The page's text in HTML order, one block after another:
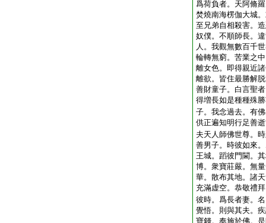
爲荷負者。天阿脩
焚燒南海楞伽大城
至兄弟自相殺害。
奴僕。不順師長。
人。我觀無數百千
輪轉無窮。苦業之
離女色。即得親近
離欲。皆住最勝解
善財童子。白言聖
得増長如是種種殊
子。我念過去。有
供正遍知明行足善
夫天人師佛世尊。
善男子。時彼如來
王城。蹈彼門閫。
博。衆寶莊嚴。無
華。散布其地。諸
充滿虚空。恭敬禮
彼時。爲長者妻。
覺悟。則與其夫。
寶錢。奉施於佛。